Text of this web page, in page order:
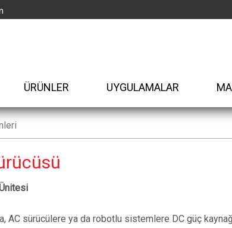
ÜRÜNLER UYGULAMALAR
AC sürücülere ya da robotlu sistemlere DC güç